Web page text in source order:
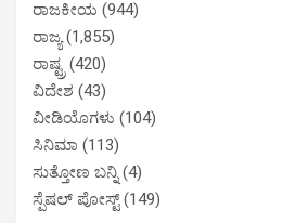
ರಾಜಕೀಯ (944)
ರಾಜ್ಯ(1,855)
ರಾಷ್ಟ್ರ (420)
ವಿದೇಶ (43)
ವೀಡಿಯೊಗಳು (104)
ಸಿನಿಮಾ (113)
ಸುತ್ತೋಣ ಬನ್ನಿ(4)
ಸ್ಪೆಷಲ್ ಪೋಸ್ಟ್(149)